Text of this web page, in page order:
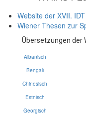
Website der XVII.
Wiener Thesen zur
Übersetzungen der
Albanisch
Bengali
Chinesisch
Estnisch
Georgisch